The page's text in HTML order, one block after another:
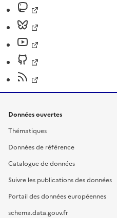
Données ouvertes
Thématiques
Données de référence
Catalogue de données
Suivre les publications des données
Portail des données européennes
schema.data.gouv.fr